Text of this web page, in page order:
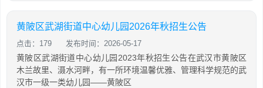
黄陂区武湖街道中心幼儿园2026年秋招生公告
点击：179 发布时间：2026-05-17
黄陂区武湖街道中心幼儿园2023年秋招生公告在武汉市黄陂区
木兰故里、滠水河畔，有一所环境温馨优雅、管理科学规范的武
汉市一级一类幼儿园——黄陂区